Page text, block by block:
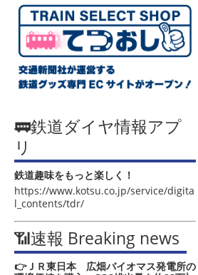
🚃鉄道ダイヤ情報アプ
リ
鉄道趣味をもっと楽しく！
https://www.kotsu.co.jp/service/digita
l_contents/tdr/
📶速報 Breaking news
👉ＪＲ東日本 広畑バイオマス発電所の